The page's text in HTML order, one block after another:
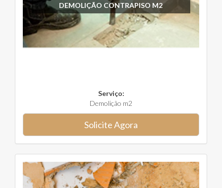
DEMOLIÇÃO CONTRAPISO M2
Serviço:
Demolição m2
Solicite Agora